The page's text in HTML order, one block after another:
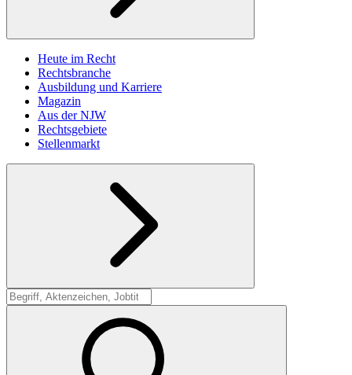
Heute im Recht
Rechtsbranche
Ausbildung und Karriere
Magazin
Aus der NJW
Rechtsgebiete
Stellenmarkt
Suche